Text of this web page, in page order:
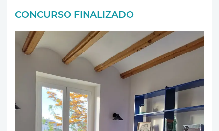
CONCURSO FINALIZADO